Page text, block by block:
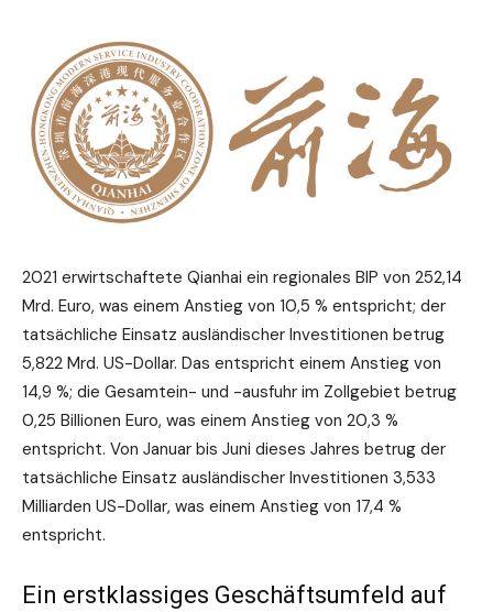
2021 erwirtschaftete Qianhai ein regionales BIP von 252,14
Mrd. Euro, was einem Anstieg von 10,5 % entspricht; der
tatsächliche Einsatz ausländischer Investitionen betrug
5,822 Mrd. US-Dollar. Das entspricht einem Anstieg von
14,9 %; die Gesamtein- und -ausfuhr im Zollgebiet betrug
0,25 Billionen Euro, was einem Anstieg von 20,3 %
entspricht. Von Januar bis Juni dieses Jahres betrug der
tatsächliche Einsatz ausländischer Investitionen 3,533
Milliarden US-Dollar, was einem Anstieg von 17,4 %
entspricht.
Ein erstklassiges Geschäftsumfeld auf